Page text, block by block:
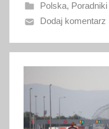
a
n
2
m
a
c
Polska, Poradniki
Dodaj komentarz